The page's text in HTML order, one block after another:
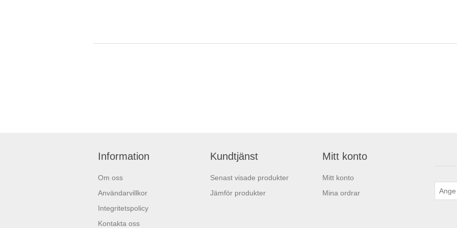
Information
Om oss
Användarvillkor
Integritetspolicy
Kontakta oss
Kundtjänst
Senast visade produkter
Jämför produkter
Mitt konto
Mitt konto
Mina ordrar